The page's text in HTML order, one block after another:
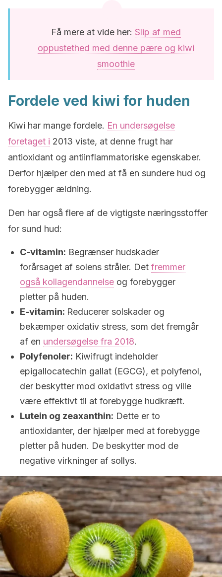
Få mere at vide her: Slip af med
oppustethed med denne pære og kiwi
smoothie
Fordele ved kiwi for huden
Kiwi har mange fordele. En undersøgelse
foretaget i 2013 viste, at denne frugt har
antioxidant og antiinflammatoriske egenskaber.
Derfor hjælper den med at få en sundere hud og
forebygger ældning.
Den har også flere af de vigtigste næringsstoffer
for sund hud:
C-vitamin: Begrænser hudskader
forårsaget af solens stråler. Det fremmer
også kollagendannelse og forebygger
pletter på huden.
E-vitamin: Reducerer solskader og
bekæmper oxidativ stress, som det fremgår
af en undersøgelse fra 2018.
Polyfenoler: Kiwifrugt indeholder
epigallocatechin gallat (EGCG), et polyfenol,
der beskytter mod oxidativt stress og ville
være effektivt til at forebygge hudkræft.
Lutein og zeaxanthin: Dette er to
antioxidanter, der hjælper med at forebygge
pletter på huden. De beskytter mod de
negative virkninger af sollys.